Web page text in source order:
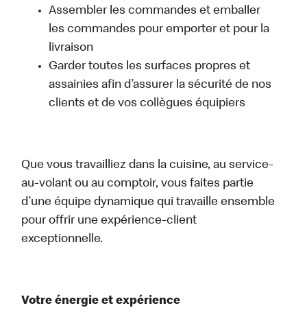
Assembler les commandes et emballer
les commandes pour emporter et pour la
livraison
Garder toutes les surfaces propres et
assainies afin d’assurer la sécurité de nos
clients et de vos collègues équipiers
Que vous travailliez dans la cuisine, au service-
au-volant ou au comptoir, vous faites partie
d’une équipe dynamique qui travaille ensemble
pour offrir une expérience-client
exceptionnelle.
Votre énergie et expérience